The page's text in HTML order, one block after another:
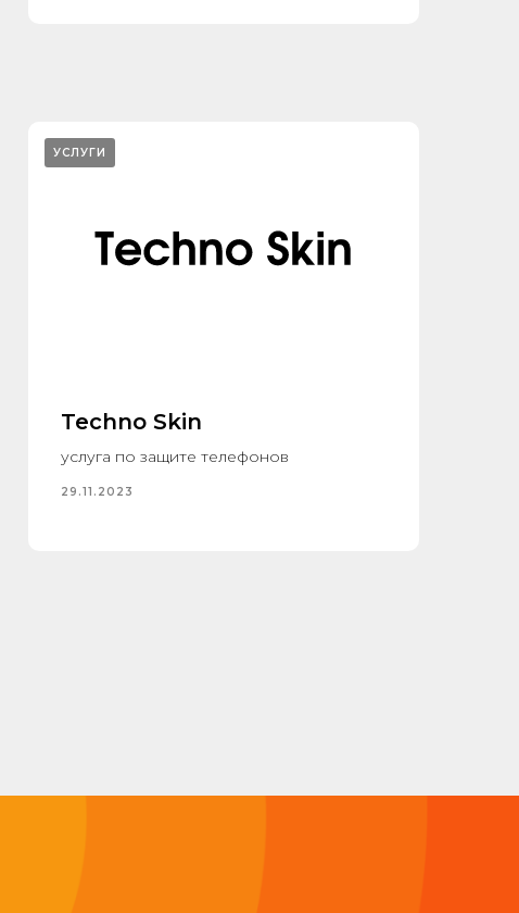
УСЛУГИ
Techno Skin
услуга по защите телефонов
29.11.2023